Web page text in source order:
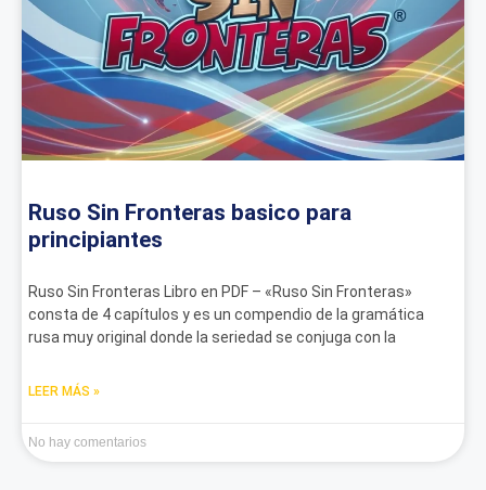
Ruso Sin Fronteras basico para
principiantes
Ruso Sin Fronteras Libro en PDF – «Ruso Sin Fronteras»
consta de 4 capítulos y es un compendio de la gramática
rusa muy original donde la seriedad se conjuga con la
LEER MÁS »
No hay comentarios